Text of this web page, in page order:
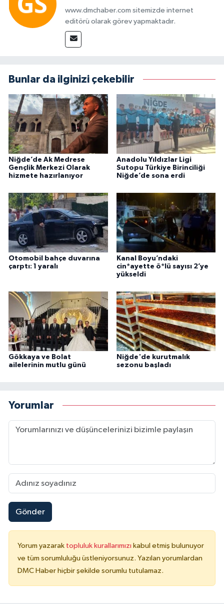
www.dmchaber.com sitemizde internet
editörü olarak görev yapmaktadır.
Bunlar da ilginizi çekebilir
Niğde’de Ak Medrese
Gençlik Merkezi Olarak
hizmete hazırlanıyor
Anadolu Yıldızlar Ligi
Sutopu Türkiye Birinciliği
Niğde’de sona erdi
Otomobil bahçe duvarına
çarptı: 1 yaralı
Kanal Boyu’ndaki
cin*ayette ö*lü sayısı 2’ye
yükseldi
Gökkaya ve Bolat
ailelerinin mutlu günü
Niğde'de kurutmalık
sezonu başladı
Yorumlar
Gönder
Yorum yazarak topluluk kurallarımızı kabul etmiş bulunuyor
ve tüm sorumluluğu üstleniyorsunuz. Yazılan yorumlardan
DMC Haber hiçbir şekilde sorumlu tutulamaz.